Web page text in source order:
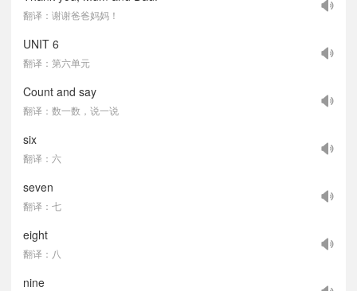
翻译：谢谢爸爸妈妈！
UNIT 6
翻译：第六单元
Count and say
翻译：数一数，说一说
six
翻译：六
seven
翻译：七
eight
翻译：八
nine